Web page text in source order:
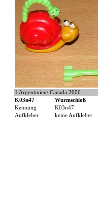
1 Argentinien/ Canada 2006
K03n47
Wurmschloß
Kennung
K03n47
Aufkleber
keine Aufkleber